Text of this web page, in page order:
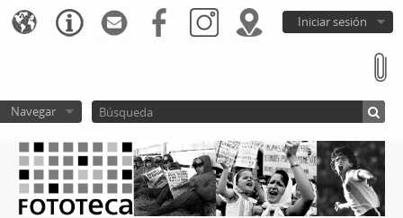
Iniciar sesión
Navegar